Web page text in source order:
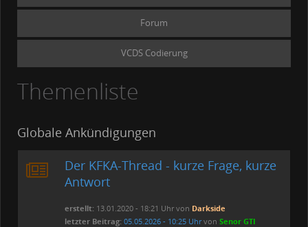
Forum
VCDS Codierung
Themenliste
Globale Ankündigungen
Der KFKA-Thread - kurze Frage, kurze
Antwort
erstellt:13.01.2020 - 18:21 Uhr von Darkside
letzter Beitrag: 05.05.2026 - 10:25 Uhrvon Senor GTI